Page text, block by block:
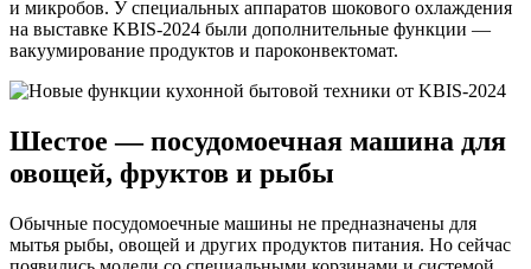
и микробов. У специальных аппаратов шокового охлаждения
на выставке KBIS-2024 были дополнительные функции —
вакуумирование продуктов и пароконвектомат.
Шестое — посудомоечная машина для
овощей, фруктов и рыбы
Обычные посудомоечные машины не предназначены для
мытья рыбы, овощей и других продуктов питания. Но сейчас